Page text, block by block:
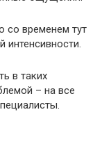
со временем тут
интенсивности.
в таких
– на все